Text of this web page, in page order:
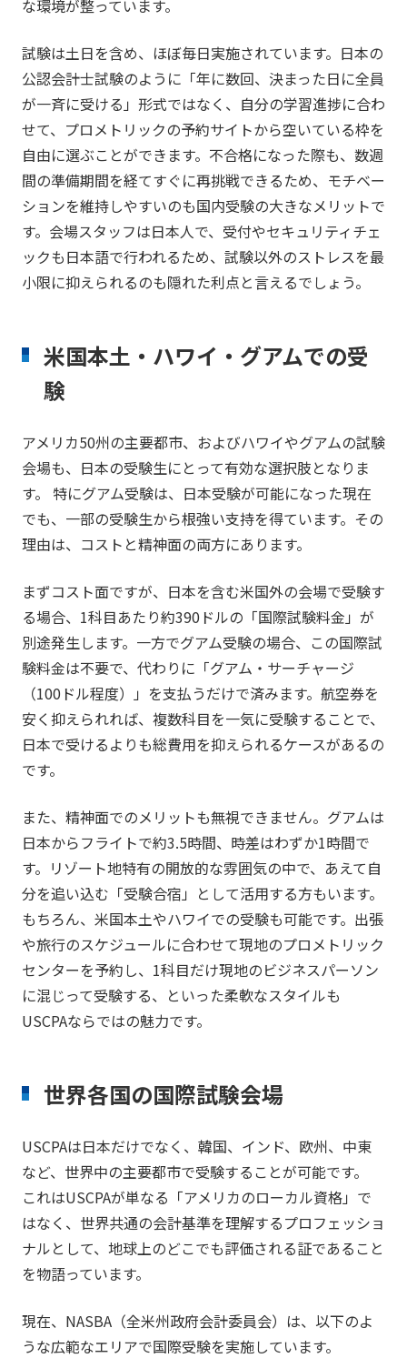
な環境が整っています。
試験は土日を含め、ほぼ毎日実施されています。日本の
公認会計士試験のように「年に数回、決まった日に全員
が一斉に受ける」形式ではなく、自分の学習進捗に合わ
せて、プロメトリックの予約サイトから空いている枠を
自由に選ぶことができます。不合格になった際も、数週
間の準備期間を経てすぐに再挑戦できるため、モチベー
ションを維持しやすいのも国内受験の大きなメリットで
す。会場スタッフは日本人で、受付やセキュリティチェ
ックも日本語で行われるため、試験以外のストレスを最
小限に抑えられるのも隠れた利点と言えるでしょう。
米国本土・ハワイ・グアムでの受
験
アメリカ50州の主要都市、およびハワイやグアムの試験
会場も、日本の受験生にとって有効な選択肢となりま
す。 特にグアム受験は、日本受験が可能になった現在
でも、一部の受験生から根強い支持を得ています。その
理由は、コストと精神面の両方にあります。
まずコスト面ですが、日本を含む米国外の会場で受験す
る場合、1科目あたり約390ドルの「国際試験料金」が
別途発生します。一方でグアム受験の場合、この国際試
験料金は不要で、代わりに「グアム・サーチャージ
（100ドル程度）」を支払うだけで済みます。航空券を
安く抑えられれば、複数科目を一気に受験することで、
日本で受けるよりも総費用を抑えられるケースがあるの
です。
また、精神面でのメリットも無視できません。グアムは
日本からフライトで約3.5時間、時差はわずか1時間で
す。リゾート地特有の開放的な雰囲気の中で、あえて自
分を追い込む「受験合宿」として活用する方もいます。
もちろん、米国本土やハワイでの受験も可能です。出張
や旅行のスケジュールに合わせて現地のプロメトリック
センターを予約し、1科目だけ現地のビジネスパーソン
に混じって受験する、といった柔軟なスタイルも
USCPAならではの魅力です。
世界各国の国際試験会場
USCPAは日本だけでなく、韓国、インド、欧州、中東
など、世界中の主要都市で受験することが可能です。
これはUSCPAが単なる「アメリカのローカル資格」で
はなく、世界共通の会計基準を理解するプロフェッショ
ナルとして、地球上のどこでも評価される証であること
を物語っています。
現在、NASBA（全米州政府会計委員会）は、以下のよ
うな広範なエリアで国際受験を実施しています。